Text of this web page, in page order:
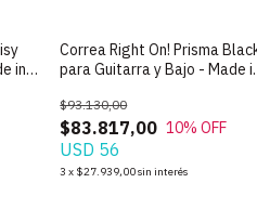
in
Correa Right On! Prisma
para Guitarra y Bajo - Made
$83.817,00
$93.130,00
10% OFF
USD 56
3 x $27.939,00sin interés